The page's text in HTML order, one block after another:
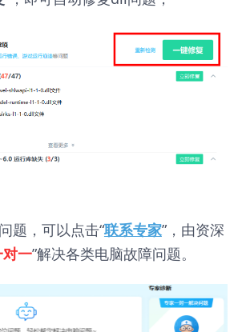
题，可以点击“联系专家”，由资深
对一”解决各类电脑故障问题。